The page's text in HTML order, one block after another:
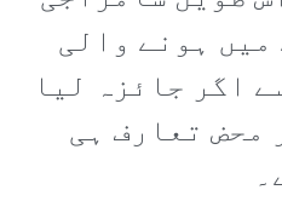
ہونے والی
اگر جائزہ لیا
محض تعارف ہی